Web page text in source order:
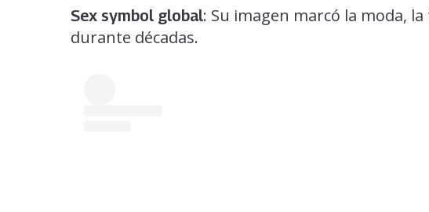
Sex symbol global: Su imagen marcó la moda,
durante décadas.